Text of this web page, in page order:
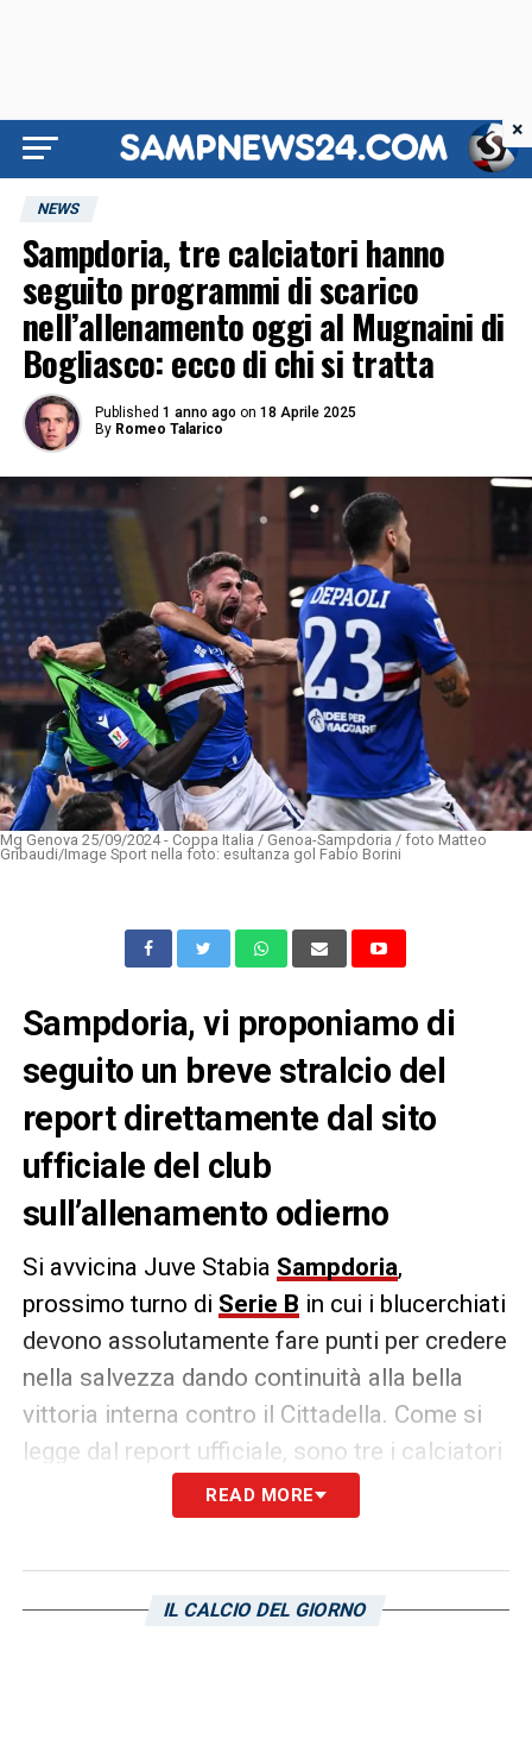
NEWS
Sampdoria, tre calciatori hanno
seguito programmi di scarico
nell’allenamento oggi al Mugnaini di
Bogliasco: ecco di chi si tratta
Published 1 anno ago on 18 Aprile 2025
By Romeo Talarico
Mg Genova 25/09/2024 - Coppa Italia / Genoa-Sampdoria / foto Matteo
Gribaudi/Image Sport nella foto: esultanza gol Fabio Borini
Sampdoria, vi proponiamo di
seguito un breve stralcio del
report direttamente dal sito
ufficiale del club
sull’allenamento odierno
Si avvicina Juve Stabia Sampdoria,
prossimo turno di Serie B in cui i blucerchiati
devono assolutamente fare punti per credere
nella salvezza dando continuità alla bella
vittoria interna contro il Cittadella. Come si
legge dal report ufficiale, sono tre i calciatori
che hanno sostenuto dei lavori di scarico:
programma di scarico al pari di Fabio Borini
READ MORE
IL CALCIO DEL GIORNO
×